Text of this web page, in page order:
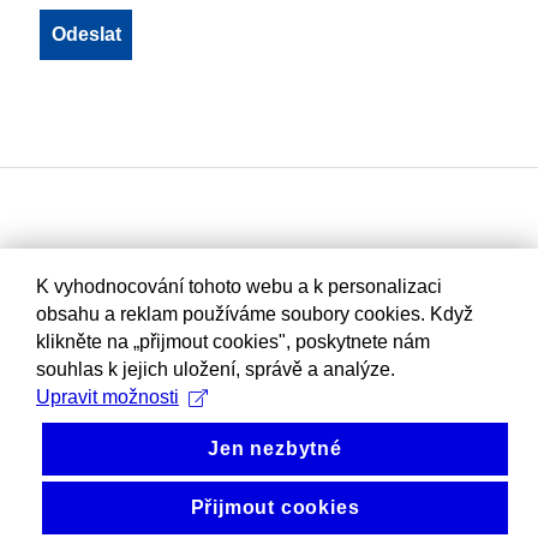
K vyhodnocování tohoto webu a k personalizaci
obsahu a reklam používáme soubory cookies. Když
klikněte na „přijmout cookies", poskytnete nám
souhlas k jejich uložení, správě a analýze.
Upravit možnosti
Jen nezbytné
Přijmout cookies